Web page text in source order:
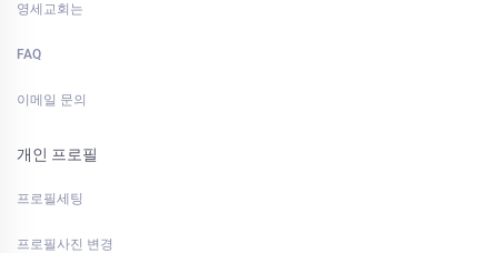
영세교회는
FAQ
이메일 문의
개인 프로필
프로필세팅
프로필사진 변경